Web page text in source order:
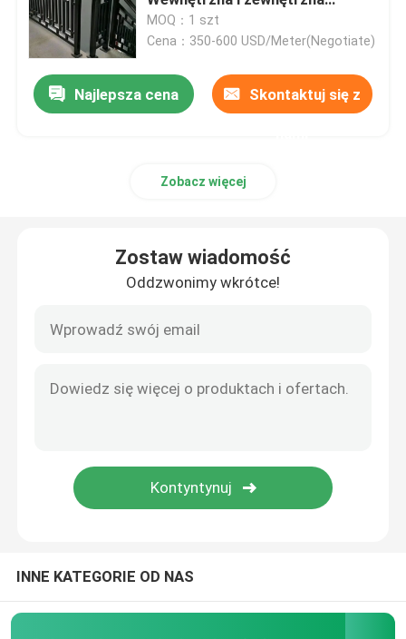
metalowa doniczka na kwiaty
metalowa ławka zewnętrzna
metalowa półka ozdobna
Nicha ze stali nierdzewnej
Metalowa balustrada schodowa
Metalowa Dekoracyjna Brama
aluminiowa balustrada schodowa
MOQ：1 szt
Cena：350-600 USD/Meter(Negotiate)
Najlepsza cena Skontaktuj się z
Zobacz więcej
Zostaw wiadomość
Oddzwonimy wkrótce!
INNE KATEGORIE OD NAS